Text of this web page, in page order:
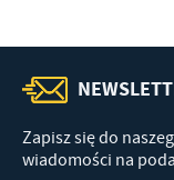
Zapisz się do
wiadomości na